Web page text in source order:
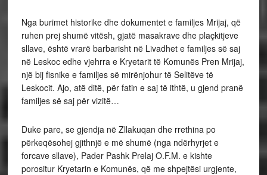
Nga burimet historike dhe dokumentet e familjes Mrijaj, që
ruhen prej shumë vitësh, gjatë masakrave dhe plaçkitjeve
sllave, është vrarë barbarisht në Livadhet e familjes së saj
në Leskoc edhe vjehrra e Kryetarit të Komunës Pren Mrijaj,
një bij fisnike e familjes së mirënjohur të Selitëve të
Leskocit. Ajo, atë ditë, për fatin e saj të ithtë, u gjend pranë
familjes së saj për vizitë…
Duke pare, se gjendja në Zllakuqan dhe rrethina po
përkeqësohej gjithnjë e më shumë (nga ndërhyrjet e
forcave sllave), Pader Pashk Prelaj O.F.M. e kishte
porositur Kryetarin e Komunës, që me shpejtësi urgjente,